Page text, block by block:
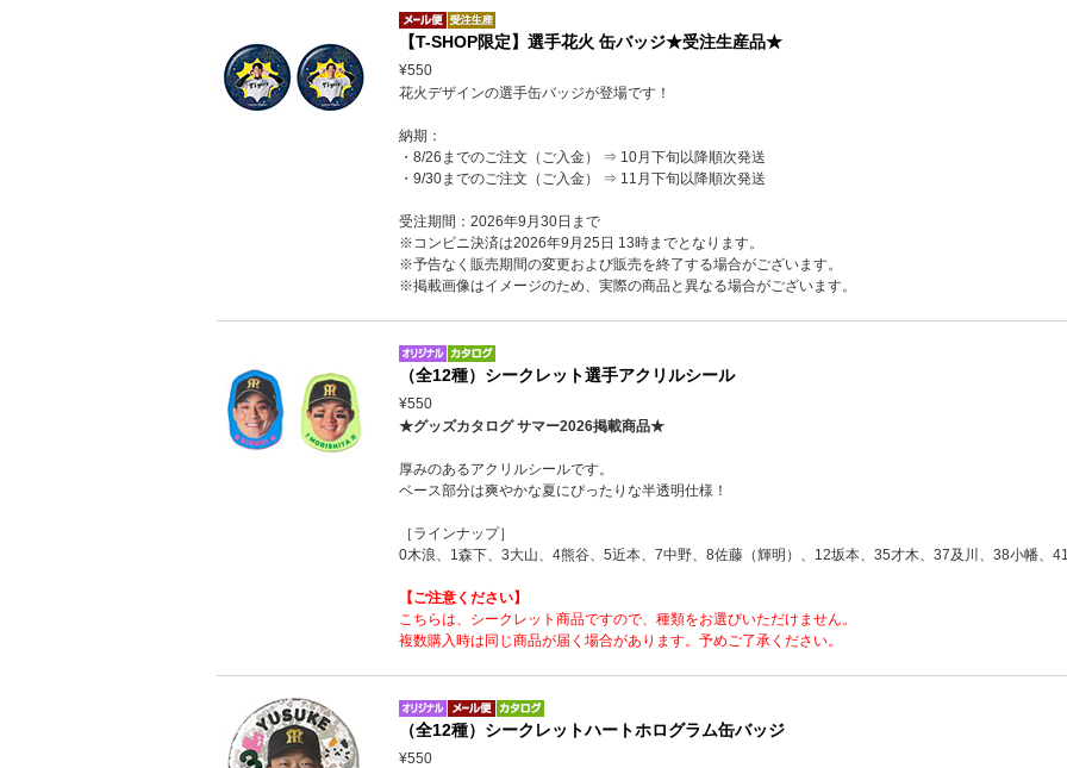
【T-SHOP限定】選手花火 缶バッジ★受注生産品★
¥550
花火デザインの選手缶バッジが登場です！
納期：
・8/26までのご注文（ご入金） ⇒ 10月下旬以降順次発送
・9/30までのご注文（ご入金） ⇒ 11月下旬以降順次発送
受注期間：2026年9月30日まで
※コンビニ決済は2026年9月25日 13時までとなります。
※予告なく販売期間の変更および販売を終了する場合がございます。
※掲載画像はイメージのため、実際の商品と異なる場合がございます。
（全12種）シークレット選手アクリルシール
¥550
★グッズカタログ サマー2026掲載商品★
厚みのあるアクリルシールです。
ベース部分は爽やかな夏にぴったりな半透明仕様！
［ラインナップ］
0木浪、1森下、3大山、4熊谷、5近本、7中野、8佐藤（輝明）、12坂本、35才木、37及川、38小幡、
【ご注意ください】
こちらは、シークレット商品ですので、種類をお選びいただけません。
複数購入時は同じ商品が届く場合があります。予めご了承ください。
（全12種）シークレットハートホログラム缶バッジ
¥550